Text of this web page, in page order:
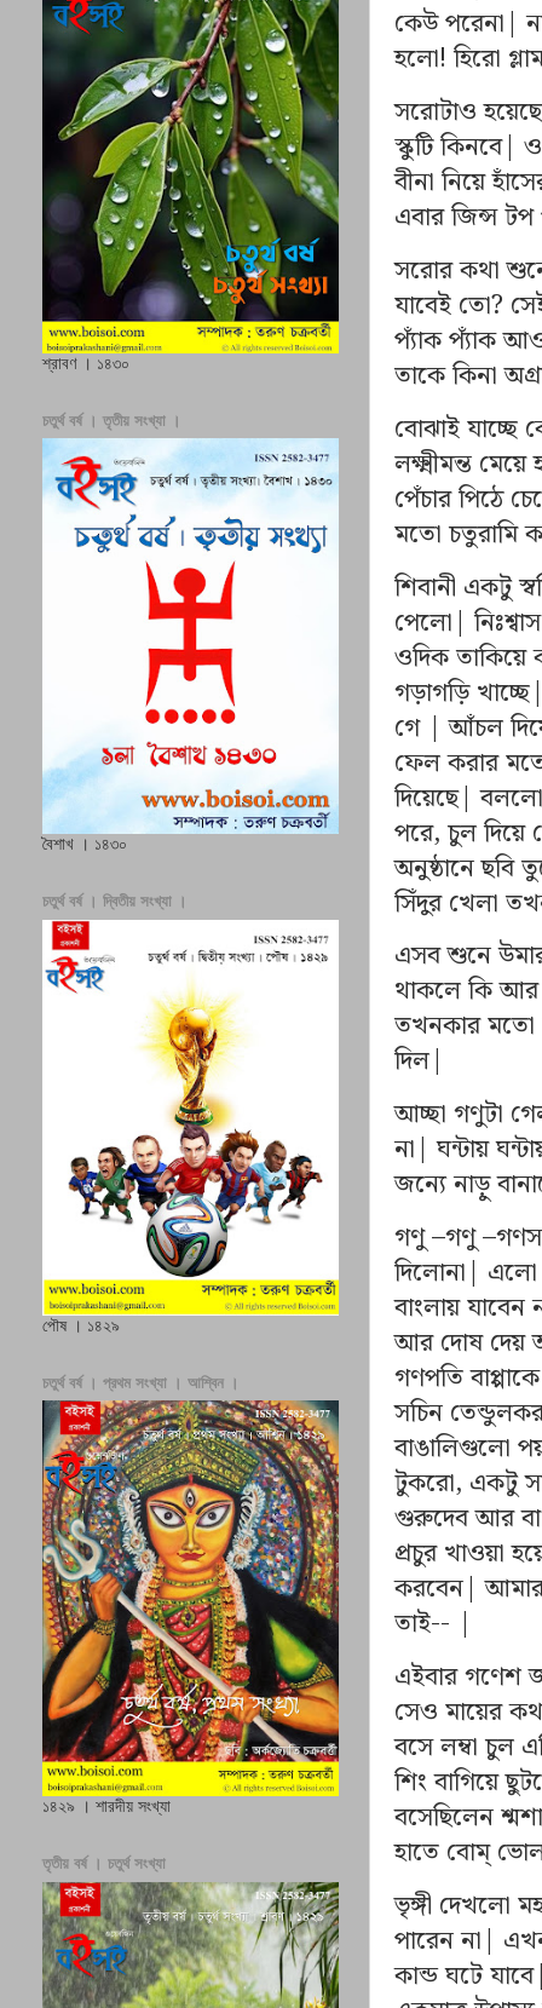
কেউ পরেনা|
হলো! হিরো
সরোটাও
স্কুটি কিনবে|
বীনা নিয়ে
এবার জিন্স টপ
সরোর কথা
যাবেই তো?
প্যাঁক প্যাঁক
তাকে কিনা
বোঝাই যাচ্ছে
লক্ষ্মীমন্ত
পেঁচার পিঠে
মতো চতুরামি
শিবানী একটু
পেলো|
ওদিক তাকিয়ে
গড়াগড়ি
গে | আঁচল
ফেল করার
দিয়েছে|
পরে, চুল
অনুষ্ঠানে ছবি
সিঁদুর খেলা
এসব শুনে
থাকলে কি আর
তখনকার মতো
দিল|
আচ্ছা গণুটা
না| ঘন্টায়
জন্যে নাড়ু
গণু –গণু
দিলোনা| এলো
বাংলায়
আর দোষ দেয়
গণপতি
সচিন
বাঙালিগুলো
টুকরো, একটু
গুরুদেব আর
প্রচুর খাওয়া
করবেন| আমার
তাই-- |
এইবার গণেশ
সেও মায়ের
বসে লম্বা চুল
শিং বাগিয়ে
বসেছিলেন
হাতে বোম্
ভৃঙ্গী দেখলো
পারেন না|
কান্ড ঘটে
শ্রাবণ । ১৪৩০
চতুর্থ বর্ষ । তৃতীয় সংখ্যা ।
বৈশাখ । ১৪৩০
চতুর্থ বর্ষ । দ্বিতীয় সংখ্যা ।
পৌষ । ১৪২৯
চতুর্থ বর্ষ । প্রথম সংখ্যা । আশ্বিন ।
১৪২৯ । শারদীয় সংখ্যা
তৃতীয় বর্ষ । চতুর্থ সংখ্যা